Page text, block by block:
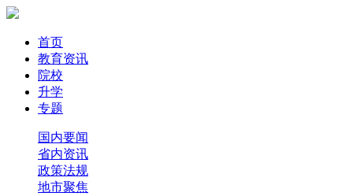
首页
教育资讯
院校
升学
专题
国内要闻
省内资讯
政策法规
地市聚焦